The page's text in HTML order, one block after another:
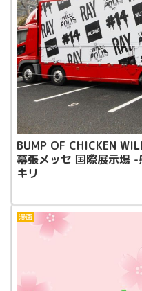
BUMP OF CHICKEN
幕張メッセ 国際展示場
キリ
漫画